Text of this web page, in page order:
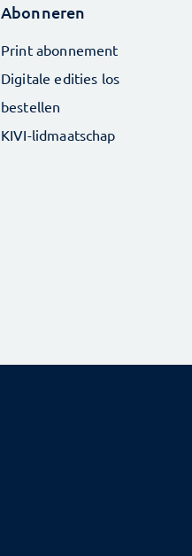
Abonneren
Print abonnement
Digitale edities los
bestellen
KIVI-lidmaatschap